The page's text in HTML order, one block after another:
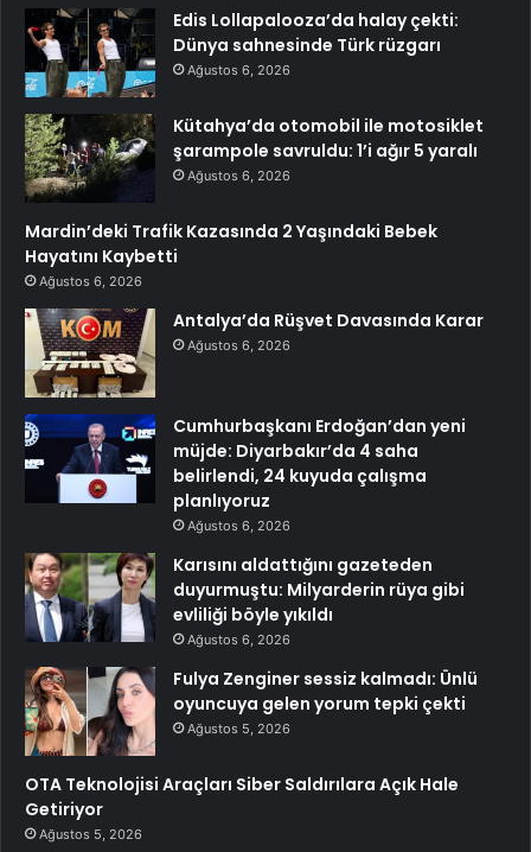
Edis Lollapalooza’da halay çekti:
Dünya sahnesinde Türk rüzgarı
Ağustos 6, 2026
Kütahya’da otomobil ile motosiklet
şarampole savruldu: 1’i ağır 5 yaralı
Ağustos 6, 2026
Mardin’deki Trafik Kazasında 2 Yaşındaki Bebek
Hayatını Kaybetti
Ağustos 6, 2026
Antalya’da Rüşvet Davasında Karar
Ağustos 6, 2026
Cumhurbaşkanı Erdoğan’dan yeni
müjde: Diyarbakır’da 4 saha
belirlendi, 24 kuyuda çalışma
planlıyoruz
Ağustos 6, 2026
Karısını aldattığını gazeteden
duyurmuştu: Milyarderin rüya gibi
evliliği böyle yıkıldı
Ağustos 6, 2026
Fulya Zenginer sessiz kalmadı: Ünlü
oyuncuya gelen yorum tepki çekti
Ağustos 5, 2026
OTA Teknolojisi Araçları Siber Saldırılara Açık Hale
Getiriyor
Ağustos 5, 2026